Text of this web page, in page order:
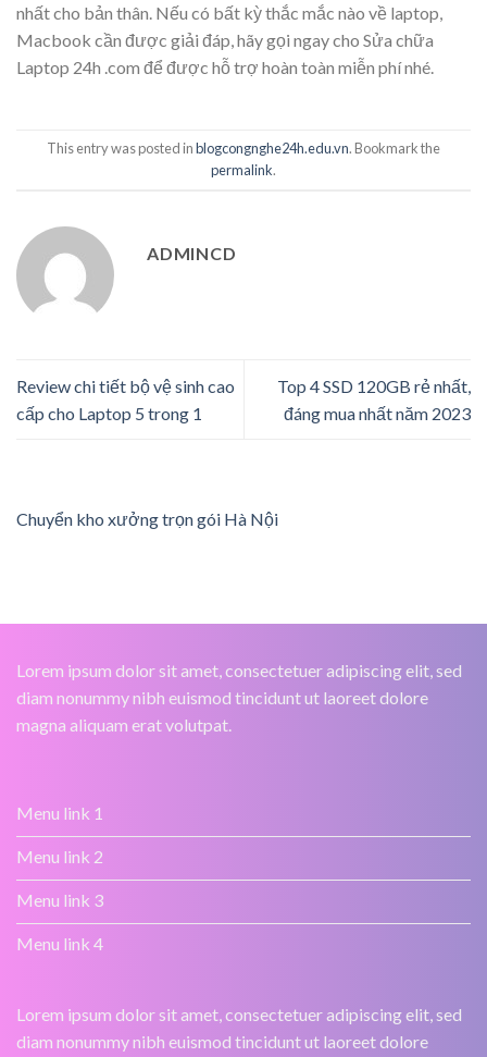
nhất cho bản thân. Nếu có bất kỳ thắc mắc nào về laptop,
Macbook cần được giải đáp, hãy gọi ngay cho Sửa chữa
Laptop 24h .com để được hỗ trợ hoàn toàn miễn phí nhé.
This entry was posted inblogcongnghe24h.edu.vn. Bookmark the
permalink.
ADMINCD
Review chi tiết bộ vệ sinh cao
cấp cho Laptop 5 trong 1
Top 4 SSD 120GB rẻ nhất,
đáng mua nhất năm 2023
Chuyển kho xưởng trọn gói Hà Nội
Lorem ipsum dolor sit amet, consectetuer adipiscing elit, sed
diam nonummy nibh euismod tincidunt ut laoreet dolore
magna aliquam erat volutpat.
Menu link 1
Menu link 2
Menu link 3
Menu link 4
Lorem ipsum dolor sit amet, consectetuer adipiscing elit, sed
diam nonummy nibh euismod tincidunt ut laoreet dolore